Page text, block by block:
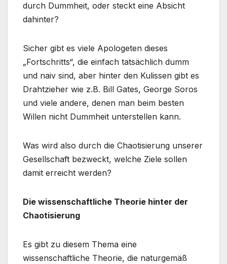
durch Dummheit, oder steckt eine Absicht
dahinter?
Sicher gibt es viele Apologeten dieses
„Fortschritts“, die einfach tatsächlich dumm
und naiv sind, aber hinter den Kulissen gibt es
Drahtzieher wie z.B. Bill Gates, George Soros
und viele andere, denen man beim besten
Willen nicht Dummheit unterstellen kann.
Was wird also durch die Chaotisierung unserer
Gesellschaft bezweckt, welche Ziele sollen
damit erreicht werden?
Die wissenschaftliche Theorie hinter der
Chaotisierung
Es gibt zu diesem Thema eine
wissenschaftliche Theorie, die naturgemäß